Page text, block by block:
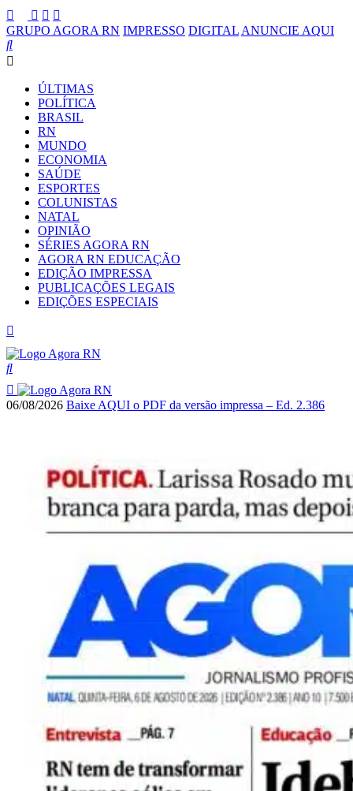
GRUPO AGORA RN IMPRESSO DIGITAL ANUNCIE AQUI
ÚLTIMAS
POLÍTICA
BRASIL
RN
MUNDO
ECONOMIA
SAÚDE
ESPORTES
COLUNISTAS
NATAL
OPINIÃO
SÉRIES AGORA RN
AGORA RN EDUCAÇÃO
EDIÇÃO IMPRESSA
PUBLICAÇÕES LEGAIS
EDIÇÕES ESPECIAIS
06/08/2026 Baixe AQUI o PDF da versão impressa – Ed. 2.386